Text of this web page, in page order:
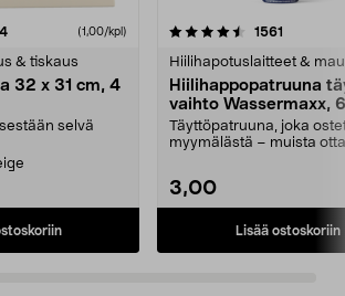
arvostelut (1,00/kpl)
& tiskaus
32 x 31 cm, 4
selvä
1561
Hiilihapotuslaitteet &
Hiilihappopatruuna
vaihto Wassermaxx,
Täyttöpatruuna, joka
myymälästä – muista
3,00
Lisää ostoskoriin
4.5viidestä